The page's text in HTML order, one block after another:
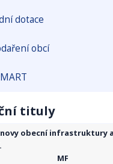
dotace
obcí
tituly
obecní infrastruktury
MF